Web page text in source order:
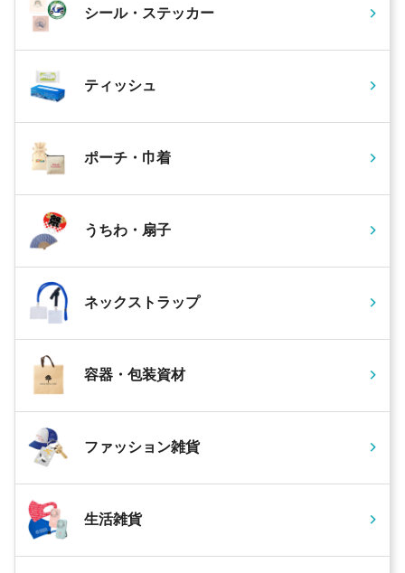
シール・ステッカー
ティッシュ
ポーチ・巾着
うちわ・扇子
ネックストラップ
容器・包装資材
ファッション雑貨
生活雑貨